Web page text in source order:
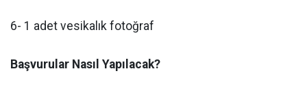
6- 1 adet vesikalık fotoğraf
Başvurular Nasıl Yapılacak?